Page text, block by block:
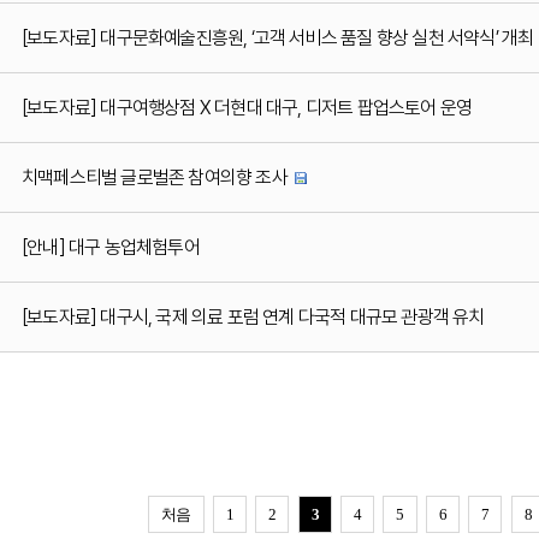
[보도자료] 대구문화예술진흥원, ‘고객 서비스 품질 향상 실천 서약식’ 개최
[보도자료] 대구여행상점 X 더현대 대구, 디저트 팝업스토어 운영
치맥페스티벌 글로벌존 참여의향 조사
[안내] 대구 농업체험투어
[보도자료] 대구시, 국제 의료 포럼 연계 다국적 대규모 관광객 유치
처음 1 2 3 4 5 6 7 8